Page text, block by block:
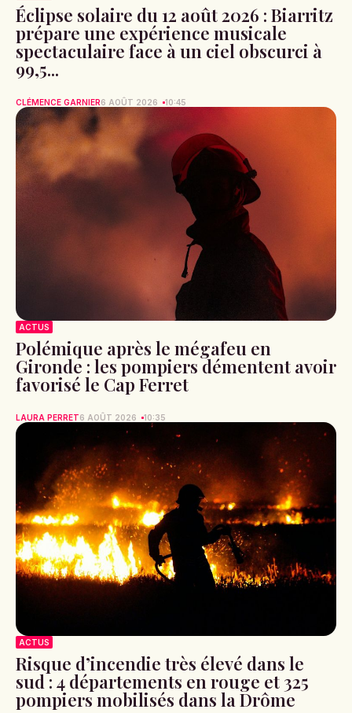
Éclipse solaire du 12 août 2026 : Biarritz
prépare une expérience musicale
spectaculaire face à un ciel obscurci à
99,5...
CLÉMENCE GARNIER6 AOÛT 2026 10:45
ACTUS
Polémique après le mégafeu en
Gironde : les pompiers démentent avoir
favorisé le Cap Ferret
LAURA PERRET6 AOÛT 2026 10:35
ACTUS
Risque d’incendie très élevé dans le
sud : 4 départements en rouge et 325
pompiers mobilisés dans la Drôme